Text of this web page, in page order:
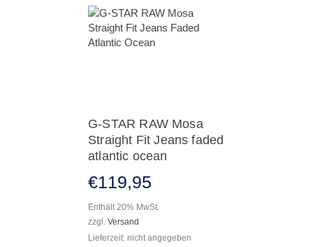
G-STAR RAW Mosa
Straight Fit Jeans faded
atlantic ocean
€119,95
Enthält 20% MwSt.
zzgl.Versand
Lieferzeit: nicht angegeben